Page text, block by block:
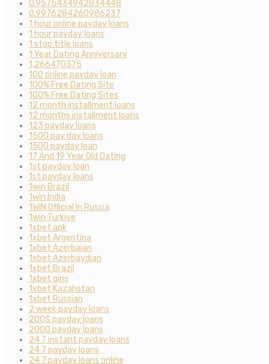
0.9575434942834448
0.9976284260986237
1 hour online payday loans
1 hour payday loans
1 stop title loans
1 Year Dating Anniversary
1,266470375
100 online payday loan
100% Free Dating Site
100% Free Dating Sites
12 month installment loans
12 months installment loans
123 payday loans
1500 pay day loans
1500 payday loan
17 And 19 Year Old Dating
1st payday loan
1st payday loans
1win Brazil
1win India
1WIN Official In Russia
1win Turkiye
1xbet apk
1xbet Argentina
1xbet Azerbajan
1xbet Azerbaydjan
1xbet Brazil
1xbet giriş
1xbet Kazahstan
1xbet Russian
2 week payday loans
200$ payday loans
2000 payday loans
24 7 instant payday loans
24 7 payday loans
24 7 payday loans online